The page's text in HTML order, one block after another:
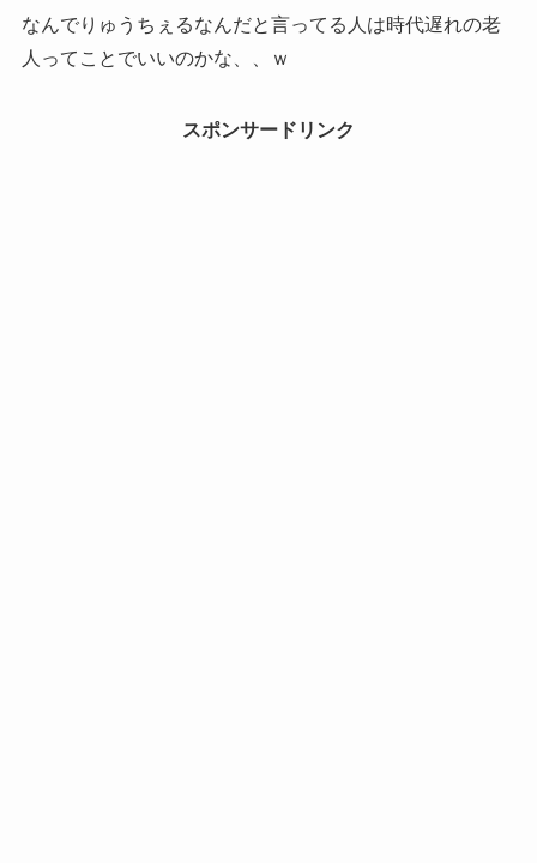
なんでりゅうちぇるなんだと言ってる人は時代遅れの老
人ってことでいいのかな、、ｗ
スポンサードリンク